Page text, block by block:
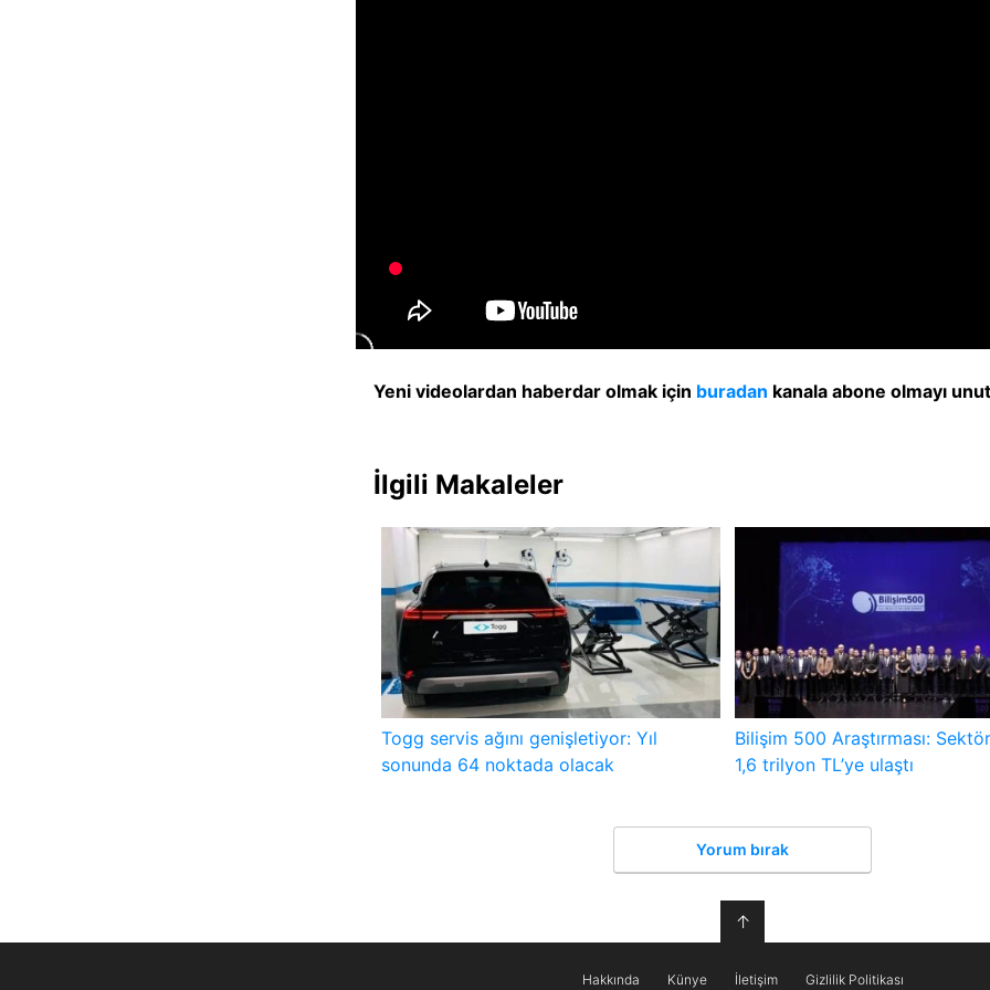
Yeni videolardan haberdar olmak için buradan kanala abone olmayı
İlgili Makaleler
Togg servis ağını genişletiyor: Yıl
sonunda 64 noktada olacak
Bilişim 500 Araştırması:
1,6 trilyon TL’ye ulaştı
Yorum bırak
↑
Hakkında Künye İletişim Gizlilik Politikası